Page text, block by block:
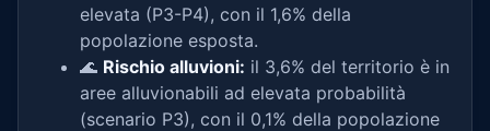
elevata (P3-P4), con il 1,6% della
popolazione esposta.
🌊 Rischio alluvioni: il 3,6% del territorio è in
aree alluvionabili ad elevata probabilità
(scenario P3), con il 0,1% della popolazione